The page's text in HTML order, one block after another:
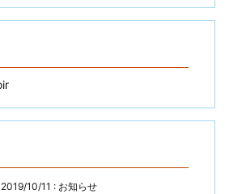
2019/10/11 : お知らせ